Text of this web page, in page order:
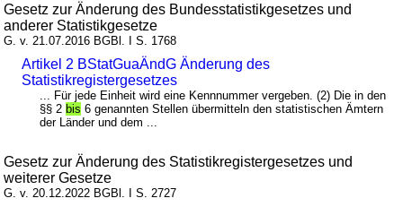
Gesetz zur Änderung des Bundesstatistikgesetzes und
anderer Statistikgesetze
G. v. 21.07.2016 BGBl. I S. 1768
Artikel 2 BStatGuaÄndG Änderung des
Statistikregistergesetzes
... Für jede Einheit wird eine Kennnummer vergeben. (2) Die in den
§§ 2bis 6 genannten Stellen übermitteln den statistischen Ämtern
der Länder und dem ...
Gesetz zur Änderung des Statistikregistergesetzes und
weiterer Gesetze
G. v. 20.12.2022 BGBl. I S. 2727